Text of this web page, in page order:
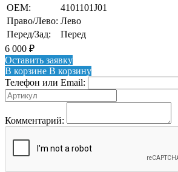
OEM:
4101101J01
Право/Лево: Лево
Перед/Зад:
Перед
6 000 ₽
Оставить заявку
В корзине В корзину
Телефон или Email:
Комментарий: